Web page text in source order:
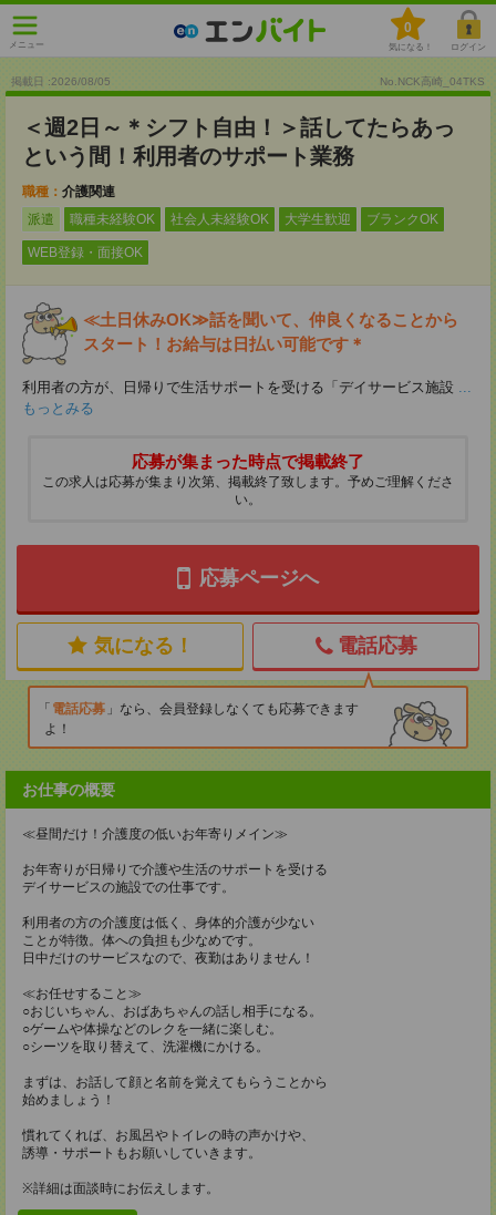
メニュー
0
気になる！ ログイン
掲載日 :2026/08/05 No.NCK高崎_04TKS
＜週2日～＊シフト自由！＞話してたらあっ
という間！利用者のサポート業務
職種： 介護関連
派遣
職種未経験OK 社会人未経験OK 大学生歓迎 ブランクOK
WEB登録・面接OK
≪土日休みOK≫話を聞いて、仲良くなることから
スタート！お給与は日払い可能です＊
利用者の方が、日帰りで生活サポートを受ける「デイサービス施設 ...
もっとみる
応募が集まった時点で掲載終了
この求人は応募が集まり次第、掲載終了致します。予めご理解くださ
い。
応募ページへ
気になる！ 電話応募
電話応募
なら、会員登録しなくても応募できます
よ！
お仕事の概要
≪昼間だけ！介護度の低いお年寄りメイン≫
お年寄りが日帰りで介護や生活のサポートを受ける
デイサービスの施設での仕事です。
利用者の方の介護度は低く、身体的介護が少ない
ことが特徴。体への負担も少なめです。
日中だけのサービスなので、夜勤はありません！
≪お任せすること≫
○おじいちゃん、おばあちゃんの話し相手になる。
○ゲームや体操などのレクを一緒に楽しむ。
○シーツを取り替えて、洗濯機にかける。
まずは、お話して顔と名前を覚えてもらうことから
始めましょう！
慣れてくれば、お風呂やトイレの時の声かけや、
誘導・サポートもお願いしていきます。
※詳細は面談時にお伝えします。